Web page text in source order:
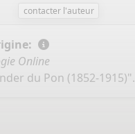
contacter l'auteur
Online
du Pon (1852-1915)".